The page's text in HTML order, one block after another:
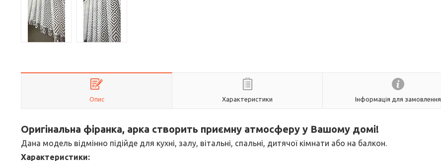
Опис Характеристики Інформація для замовлення
Оригінальна фіранка, арка створить приємну атмосферу у Вашому домі!
Дана модель відмінно підійде для кухні, залу, вітальні, спальні, дитячої кімнати або на балкон.
Характеристики: